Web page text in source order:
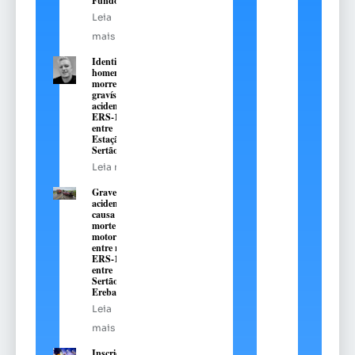
Leia
mais
Identificado
homem que
morreu em
gravíssimo
acidente na
ERS-135,
entre
Estação e
Sertão
Leia mais
Grave
acidente
causa
morte de
motorista
entre na
ERS-135,
entre
Sertão e
Erebango
Leia
mais